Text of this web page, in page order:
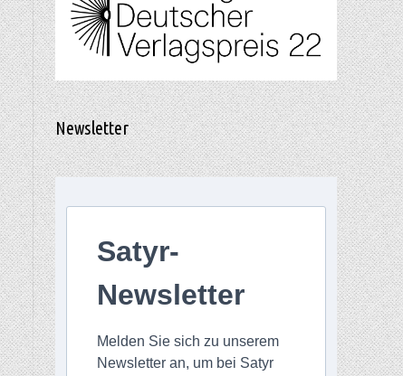
Newsletter
Satyr-
Newsletter
Melden Sie sich zu unserem
Newsletter an, um bei Satyr